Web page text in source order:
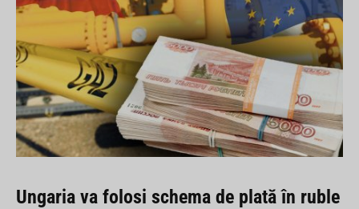
Ungaria va folosi schema de plată în ruble